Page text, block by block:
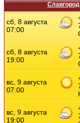
Славгород